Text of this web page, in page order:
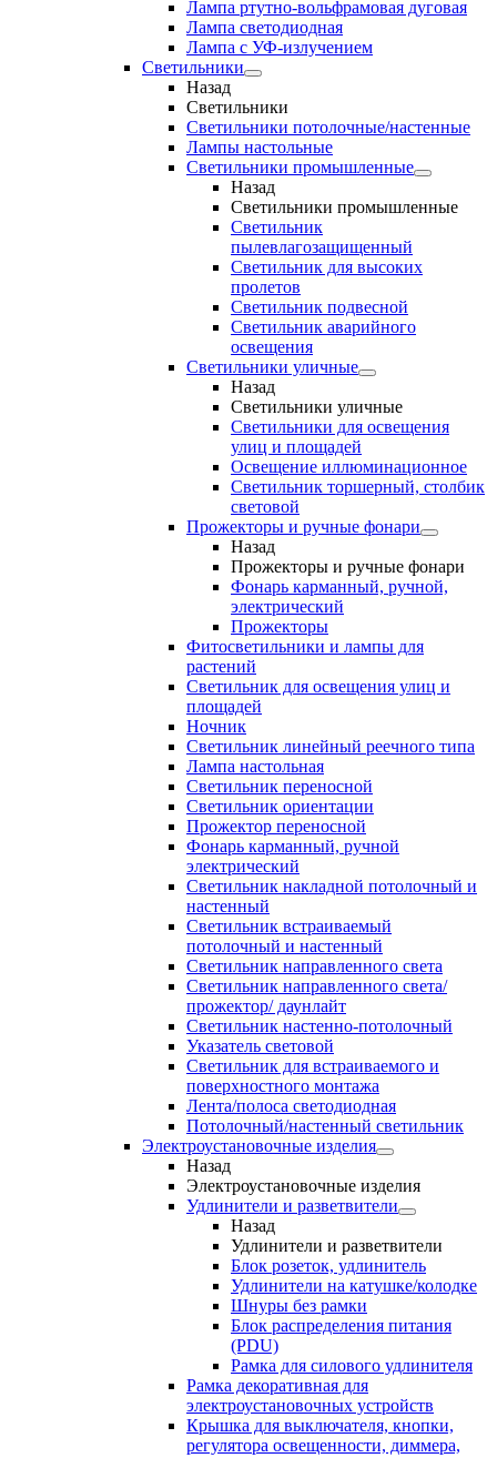
Лампа ртутно-вольфрамовая дуговая
Лампа светодиодная
Лампа с УФ-излучением
Светильники
Назад
Светильники
Светильники потолочные/настенные
Лампы настольные
Светильники промышленные
Назад
Светильники промышленные
Светильник
пылевлагозащищенный
Светильник для высоких
пролетов
Светильник подвесной
Светильник аварийного
освещения
Светильники уличные
Назад
Светильники уличные
Светильники для освещения
улиц и площадей
Освещение иллюминационное
Светильник торшерный, столбик
световой
Прожекторы и ручные фонари
Назад
Прожекторы и ручные фонари
Фонарь карманный, ручной,
электрический
Прожекторы
Фитосветильники и лампы для
растений
Светильник для освещения улиц и
площадей
Ночник
Светильник линейный реечного типа
Лампа настольная
Светильник переносной
Светильник ориентации
Прожектор переносной
Фонарь карманный, ручной
электрический
Светильник накладной потолочный и
настенный
Светильник встраиваемый
потолочный и настенный
Светильник направленного света
Светильник направленного света/
прожектор/ даунлайт
Светильник настенно-потолочный
Указатель световой
Светильник для встраиваемого и
поверхностного монтажа
Лента/полоса светодиодная
Потолочный/настенный светильник
Электроустановочные изделия
Назад
Электроустановочные изделия
Удлинители и разветвители
Назад
Удлинители и разветвители
Блок розеток, удлинитель
Удлинители на катушке/колодке
Шнуры без рамки
Блок распределения питания
(PDU)
Рамка для силового удлинителя
Рамка декоративная для
электроустановочных устройств
Крышка для выключателя, кнопки,
регулятора освещенности, диммера,